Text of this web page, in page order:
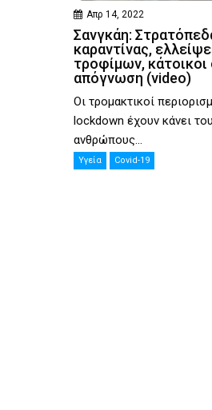
Απρ 14, 2022
Σανγκάη:
καραντίνας,
τροφίμων, κάτοικοι
απόγνωση (video)
Οι τρομακτικοί
lockdown έχουν κάνει
ανθρώπους...
Υγεία Covid-19